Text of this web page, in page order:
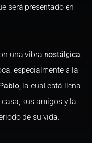
será presentado en
una vibra nostálgica,
especialmente a la
, la cual está llena
sus amigos y la
de su vida.